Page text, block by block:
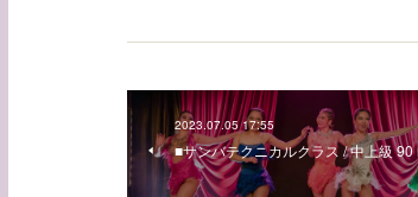
2023.07.05 17:55
■サンバテクニカルクラス / 中上級 90